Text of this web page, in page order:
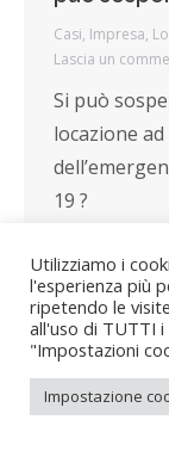
Casi, Impresa,
Lascia un
Si può
locazione
19 ?
Utilizziamo i
l'esperienza più
ripetendo le
all'uso di TUTTI
"Impostazioni
Impostazione